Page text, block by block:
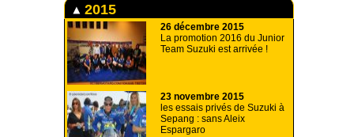
2015
26 décembre 2015
La promotion 2016 du Junior
Team Suzuki est arrivée !
23 novembre 2015
les essais privés de Suzuki à
Sepang : sans Aleix
Espargaro